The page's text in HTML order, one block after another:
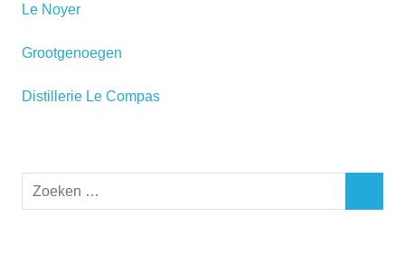
Le Noyer
Grootgenoegen
Distillerie Le Compas